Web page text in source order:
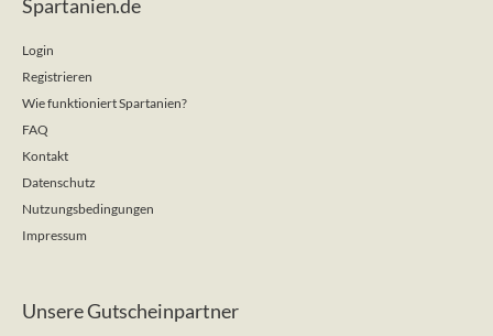
Spartanien.de
Login
Registrieren
Wie funktioniert Spartanien?
FAQ
Kontakt
Datenschutz
Nutzungsbedingungen
Impressum
Unsere Gutscheinpartner